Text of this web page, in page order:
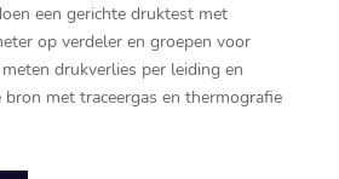
een gerichte druktest met
op verdeler en groepen voor
drukverlies per leiding en
bron met traceergas en thermografie